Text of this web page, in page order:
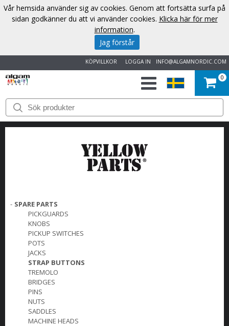
INFO@ALGAMNORDIC.COM
LOGGA IN
KÖPVILLKOR
START
VARUMÄRKEN
OSS
KONTAKT
0
- SPARE PARTS
PICKGUARDS
KNOBS
PICKUP SWITCHES
POTS
JACKS
STRAP BUTTONS
TREMOLO
BRIDGES
PINS
NUTS
SADDLES
MACHINE HEADS
Vår hemsida använder sig av cookies. Genom att fortsätta surfa på
sidan godkänner du att vi använder cookies. Klicka här för mer
information.
Jag förstår